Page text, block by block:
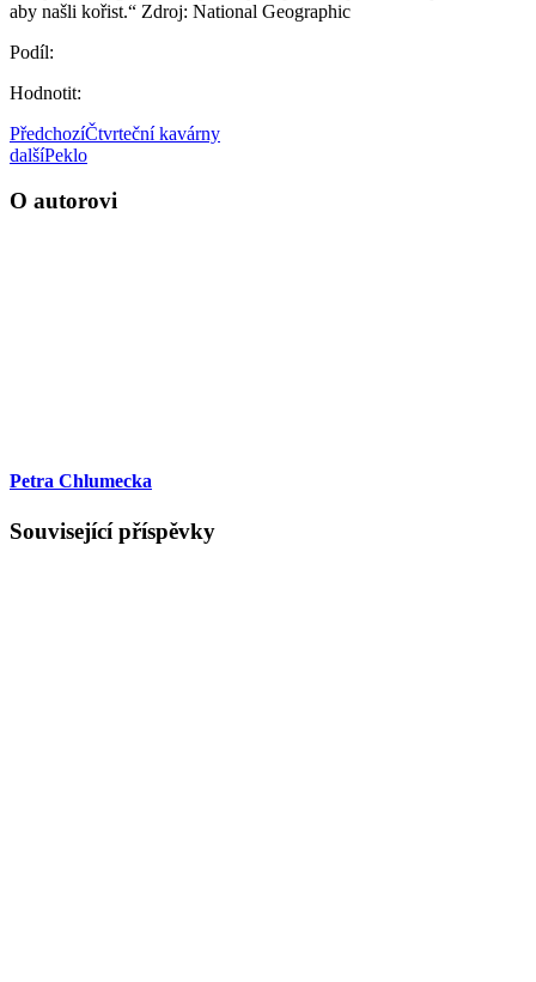
aby našli kořist.“ Zdroj: National Geographic
Podíl:
Hodnotit:
PředchozíČtvrteční kavárny
dalšíPeklo
O autorovi
Petra Chlumecka
Související příspěvky